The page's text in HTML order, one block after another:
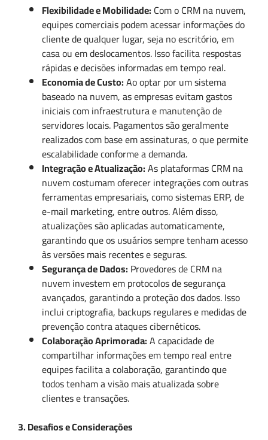
Flexibilidade e Mobilidade: Com o CRM na nuvem,
equipes comerciais podem acessar informações do
cliente de qualquer lugar, seja no escritório, em
casa ou em deslocamentos. Isso facilita respostas
rápidas e decisões informadas em tempo real.
Economia de Custo:Ao optar por um sistema
baseado na nuvem, as empresas evitam gastos
iniciais com infraestrutura e manutenção de
servidores locais. Pagamentos são geralmente
realizados com base em assinaturas, o que permite
escalabilidade conforme a demanda.
Integração e Atualização:As plataformas CRM na
nuvem costumam oferecer integrações com outras
ferramentas empresariais, como sistemas ERP, de
e-mail marketing, entre outros. Além disso,
atualizações são aplicadas automaticamente,
garantindo que os usuários sempre tenham acesso
às versões mais recentes e seguras.
Segurança de Dados: Provedores de CRM na
nuvem investem em protocolos de segurança
avançados, garantindo a proteção dos dados. Isso
inclui criptografia, backups regulares e medidas de
prevenção contra ataques cibernéticos.
Colaboração Aprimorada:A capacidade de
compartilhar informações em tempo real entre
equipes facilita a colaboração, garantindo que
todos tenham a visão mais atualizada sobre
clientes e transações.
3. Desafios e Considerações